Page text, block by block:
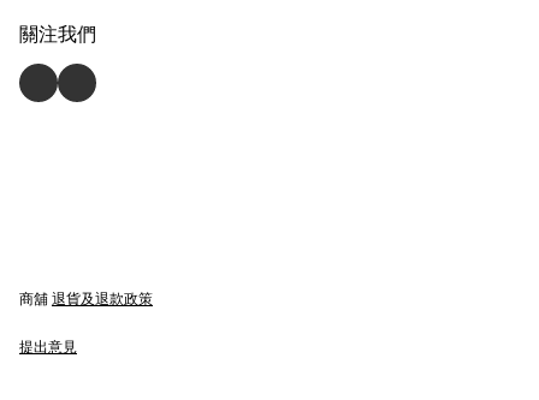
關注我們
商舖 退貨及退款政策
提出意見